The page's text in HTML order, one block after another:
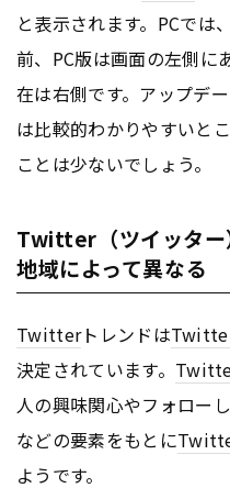
と表示されます。PCでは
前、PC版は画面の左側に
在は右側です。アップデ
は比較的わかりやすいと
ことは少ないでしょう。
Twitter（ツイッター
地域によって異なる
Twitterトレンドは
決定されています。
人の興味関心やフォロー
などの要素をもとに
ようです。